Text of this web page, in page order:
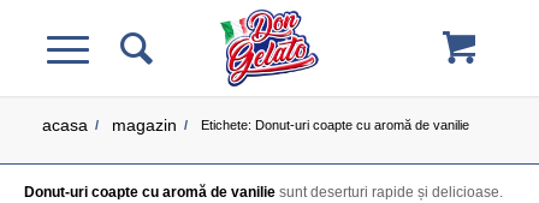
acasa / magazin / Etichete: Donut-uri coapte cu aromă de vanilie
Donut-uri coapte cu aromă de vanilie sunt deserturi rapide și delicioase.